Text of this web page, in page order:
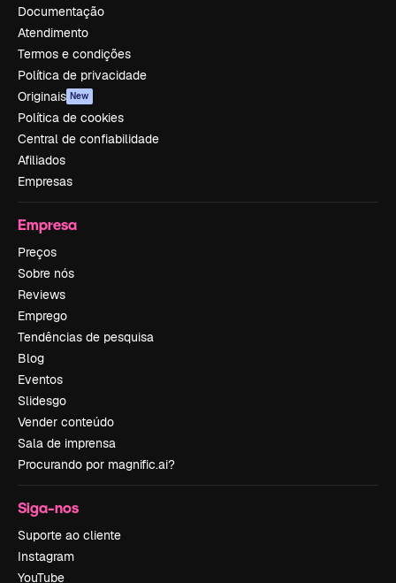
Documentação
Atendimento
Termos e condições
Política de privacidade
Originais New
Política de cookies
Central de confiabilidade
Afiliados
Empresas
Empresa
Preços
Sobre nós
Reviews
Emprego
Tendências de pesquisa
Blog
Eventos
Slidesgo
Vender conteúdo
Sala de imprensa
Procurando por magnific.ai?
Siga-nos
Suporte ao cliente
Instagram
YouTube